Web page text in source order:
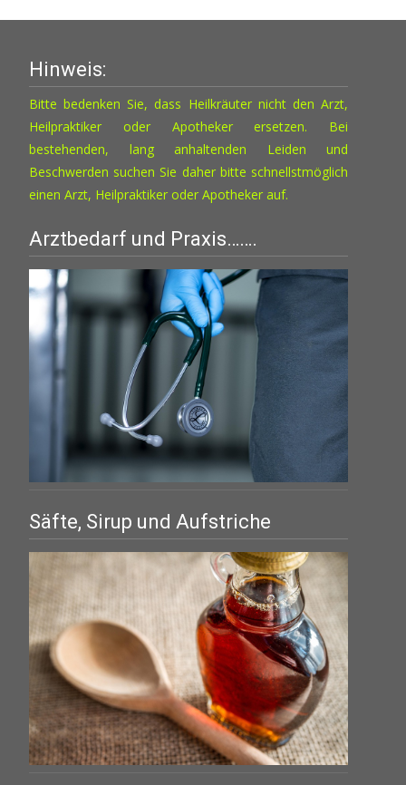
Hinweis:
Bitte bedenken Sie, dass Heilkräuter nicht den Arzt,
Heilpraktiker oder Apotheker ersetzen. Bei
bestehenden, lang anhaltenden Leiden und
Beschwerden suchen Sie daher bitte schnellstmöglich
einen Arzt, Heilpraktiker oder Apotheker auf.
Arztbedarf und Praxis…….
Säfte, Sirup und Aufstriche